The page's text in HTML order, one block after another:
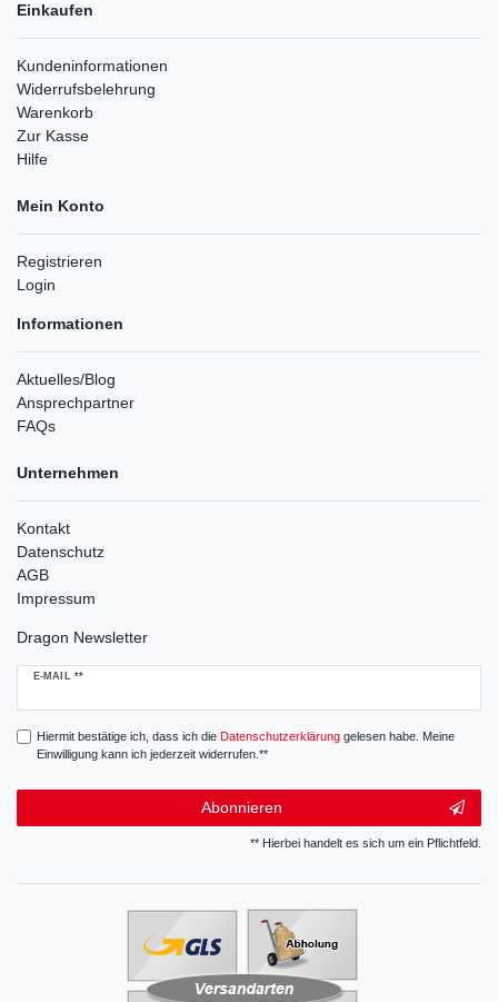
Einkaufen
Kundeninformationen
Widerrufsbelehrung
Warenkorb
Zur Kasse
Hilfe
Mein Konto
Registrieren
Login
Informationen
Aktuelles/Blog
Ansprechpartner
FAQs
Unternehmen
Kontakt
Datenschutz
AGB
Impressum
Dragon Newsletter
E-MAIL **
Newsletter
Hiermit bestätige ich, dass ich die Daten­schutz­erklärunggelesen habe. Meine
Einwilligung kann ich jederzeit widerrufen.**
Abonnieren
** Hierbei handelt es sich um ein Pflichtfeld.